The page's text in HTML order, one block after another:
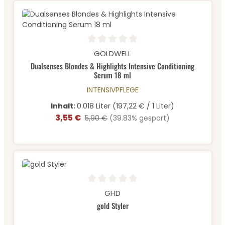
Durchschnittliche Bewertung von 0 von 5 Sternen
GOLDWELL
Dualsenses Blondes & Highlights Intensive Conditioning
Serum 18 ml
INTENSIVPFLEGE
Inhalt:0.018 Liter (197,22 € / 1 Liter)
Verkaufspreis:
3,55 € Regulärer Preis:
5,90 € (39.83% gespart)
Durchschnittliche Bewertung von 0 von 5 Sternen
GHD
gold Styler